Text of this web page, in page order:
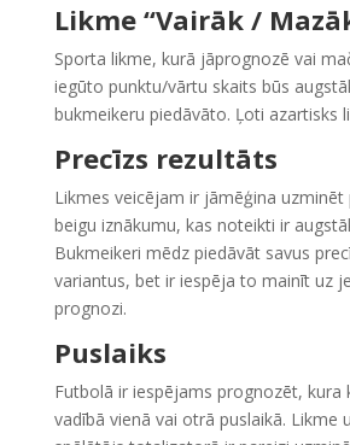
Likme “Vairāk /
Sporta likme, kurā jāprognozē vai
iegūto punktu/vārtu skaits būs
bukmeikeru piedāvāto. Ļoti azartisks
Precīzs rezultāts
Likmes veicējam ir jāmēģina uzminēt
beigu iznākumu, kas noteikti ir
Bukmeikeri mēdz piedāvāt savus
variantus, bet ir iespēja to mainīt uz
prognozi.
Puslaiks
Futbolā ir iespējams prognozēt, kura
vadībā vienā vai otrā puslaikā. Likme